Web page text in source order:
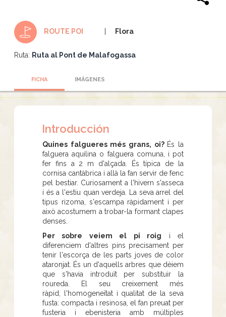
ROUTE POI Flora
Ruta: Ruta al Pont de Malafogassa
FICHA IMÁGENES
Introducción
Quines falgueres més grans, oi? És la
falguera aquilina o falguera comuna, i pot
fer fins a 2 m d'alçada. És típica de la
cornisa cantàbrica i allà la fan servir de fenc
pel bestiar. Curiosament a l'hivern s'asseca
i és a l'estiu quan verdeja. La seva arrel del
tipus rizoma, s'escampa ràpidament i per
això acostumem a trobar-la formant clapes
denses.
Per sobre veiem el pi roig i el
diferenciem d'altres pins precisament per
tenir l'escorça de les parts joves de color
ataronjat. És un d'aquells arbres que dèiem
que s'havia introduït per substituir la
roureda. El seu creixement més
ràpid, l'homogeneïtat i qualitat de la seva
fusta: compacta i resinosa, el fan preuat per
fusteria i ebenisteria amb múltiples